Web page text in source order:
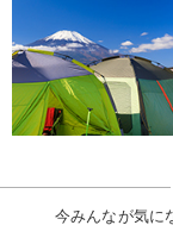
今みんなが気に